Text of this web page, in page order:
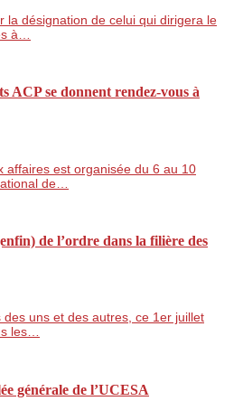
la désignation de celui qui dirigera le
à…
ACP se donnent rendez-vous à
affaires est organisée du 6 au 10
de…
de l’ordre dans la filière des
uns et des autres, ce 1er juillet
les…
générale de l’UCESA